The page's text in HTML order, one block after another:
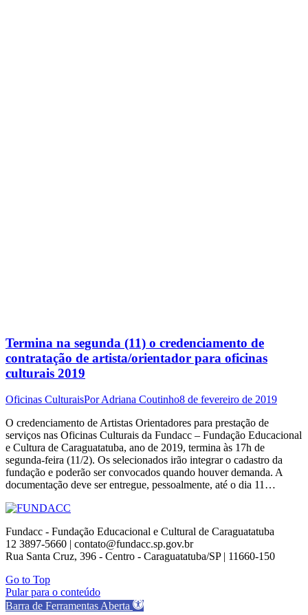
Termina na segunda (11) o credenciamento de
contratação de artista/orientador para oficinas
culturais 2019
Oficinas CulturaisPorAdriana Coutinho8 de fevereiro de 2019
O credenciamento de Artistas Orientadores para prestação de
serviços nas Oficinas Culturais da Fundacc – Fundação Educacional
e Cultura de Caraguatatuba, ano de 2019, termina às 17h de
segunda-feira (11/2). Os selecionados irão integrar o cadastro da
fundação e poderão ser convocados quando houver demanda. A
documentação deve ser entregue, pessoalmente, até o dia 11…
Fundacc - Fundação Educacional e Cultural de Caraguatatuba
12 3897-5660 | contato@fundacc.sp.gov.br
Rua Santa Cruz, 396 - Centro - Caraguatatuba/SP | 11660-150
Go to Top
Pular para o conteúdo
Barra de Ferramentas Aberta